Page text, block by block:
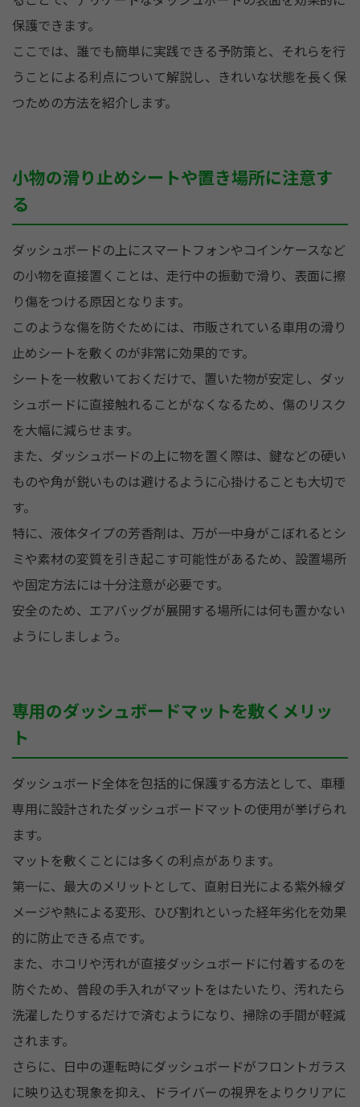
保護できます。
ここでは、誰でも簡単に実践できる予防策と、それらを行
うことによる利点について解説し、きれいな状態を長く保
つための方法を紹介します。
小物の滑り止めシートや置き場所に注意す
る
ダッシュボードの上にスマートフォンやコインケースなど
の小物を直接置くことは、走行中の振動で滑り、表面に擦
り傷をつける原因となります。
このような傷を防ぐためには、市販されている車用の滑り
止めシートを敷くのが非常に効果的です。
シートを一枚敷いておくだけで、置いた物が安定し、ダッ
シュボードに直接触れることがなくなるため、傷のリスク
を大幅に減らせます。
また、ダッシュボードの上に物を置く際は、鍵などの硬い
ものや角が鋭いものは避けるように心掛けることも大切で
す。
特に、液体タイプの芳香剤は、万が一中身がこぼれるとシ
ミや素材の変質を引き起こす可能性があるため、設置場所
や固定方法には十分注意が必要です。
安全のため、エアバッグが展開する場所には何も置かない
ようにしましょう。
専用のダッシュボードマットを敷くメリッ
ト
ダッシュボード全体を包括的に保護する方法として、車種
専用に設計されたダッシュボードマットの使用が挙げられ
ます。
マットを敷くことには多くの利点があります。
第一に、最大のメリットとして、直射日光による紫外線ダ
メージや熱による変形、ひび割れといった経年劣化を効果
的に防止できる点です。
また、ホコリや汚れが直接ダッシュボードに付着するのを
防ぐため、普段の手入れがマットをはたいたり、汚れたら
洗濯したりするだけで済むようになり、掃除の手間が軽減
されます。
さらに、日中の運転時にダッシュボードがフロントガラス
に映り込む現象を抑え、ドライバーの視界をよりクリアに